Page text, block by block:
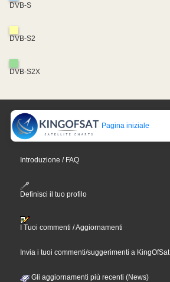
DVB-S
DVB-S2
DVB-S2X
Pagina iniziale
Introduzione / FAQ
Definisci il tuo profilo
I Tuoi commenti / Aggiornamenti
Invia i tuoi commenti/suggerimenti a KingOfSat
Gli aggiornamenti più recenti (News)